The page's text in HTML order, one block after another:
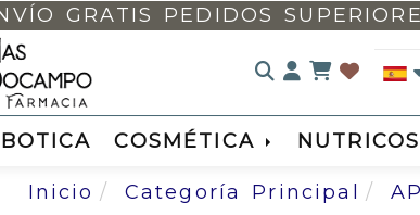
GRATIS PEDIDOS
BOTICA COSMÉTICA
Inicio Categoría Principal